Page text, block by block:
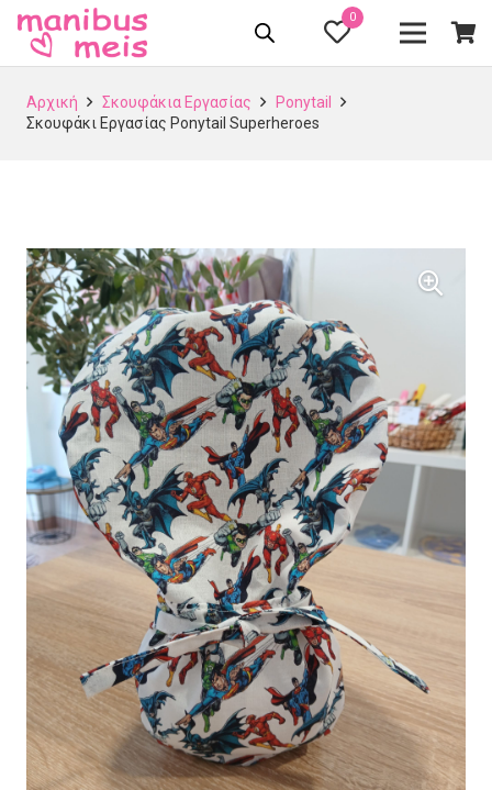
0
Αρχική Σκουφάκια Εργασίας
Ponytail
Σκουφάκι Εργασίας Ponytail Superheroes